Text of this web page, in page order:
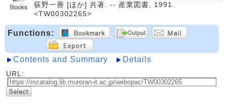
荻野一善 [ほか] 共著. -- 産業図書, 1991.
<TW00302265>
Functions:
Contents and Summary Details
URL: